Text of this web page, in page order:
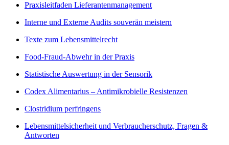
Praxisleitfaden Lieferantenmanagement
Interne und Externe Audits souverän meistern
Texte zum Lebensmittelrecht
Food-Fraud-Abwehr in der Praxis
Statistische Auswertung in der Sensorik
Codex Alimentarius – Antimikrobielle Resistenzen
Clostridium perfringens
Lebensmittelsicherheit und Verbraucherschutz, Fragen &
Antworten